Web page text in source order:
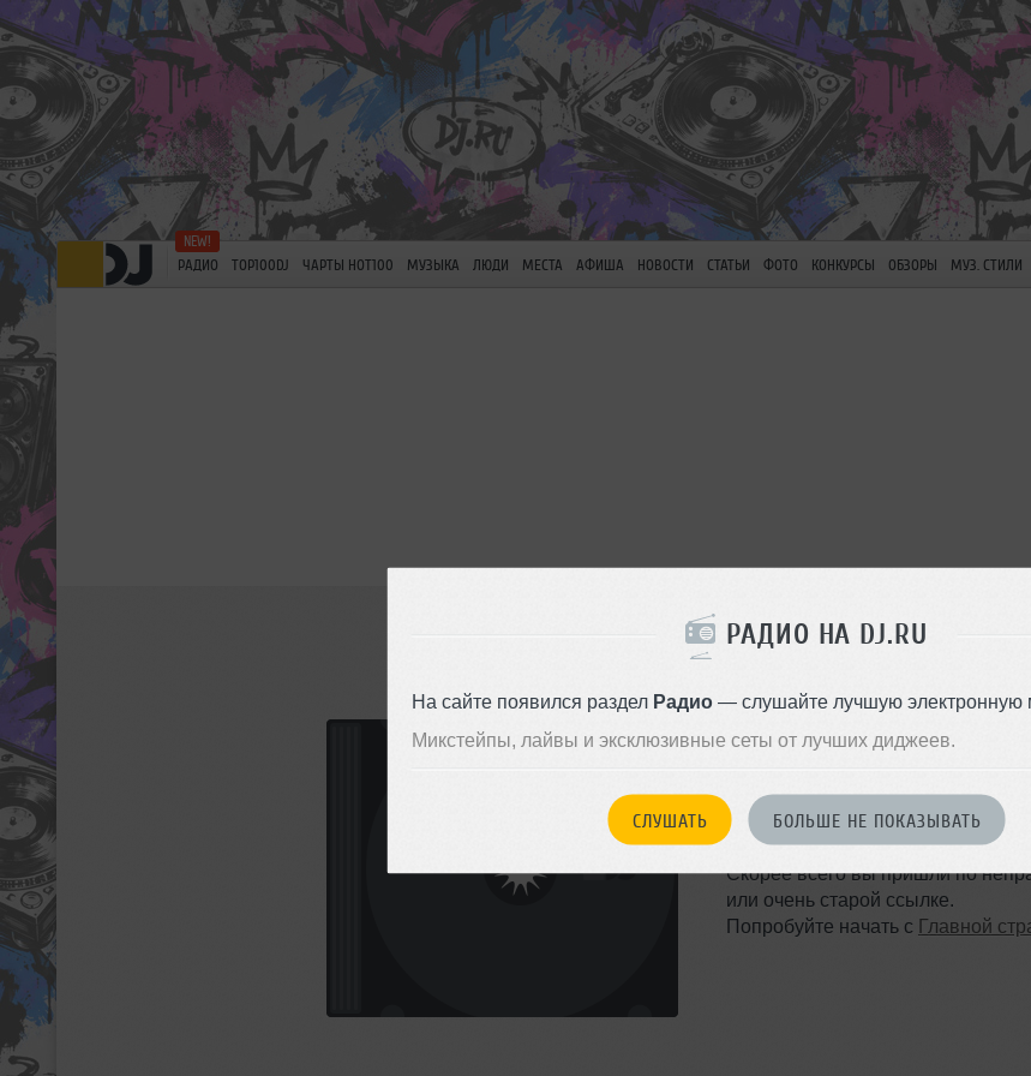
РАДИО НА DJ.RU
На сайте появился раздел Радио— слушайте лучшую электронную
Микстейпы, лайвы и эксклюзивные сеты от лучших диджеев.
СЛУШАТЬ БОЛЬШЕ НЕ ПОКАЗЫВАТЬ
РАДИО TOP100DJ ЧАРТЫ HOT100 МУЗЫКА ЛЮДИ МЕСТА АФИША НОВОСТИ СТАТЬИ ФОТО КОНКУРСЫ ОБЗОРЫ МУЗ. СТИЛИ
ТАКОЙ СТРАНИЦЫ
Ошибка 404
Скорее всего вы пришли по
или очень старой ссылке.
Попробуйте начать с Главной